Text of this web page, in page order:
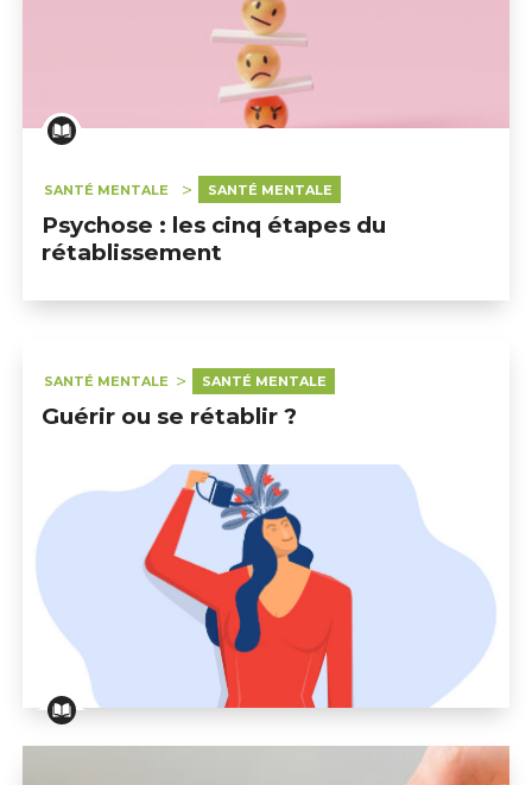
SANTÉ MENTALE SANTÉ MENTALE
Psychose : les cinq étapes du
rétablissement
SANTÉ MENTALE SANTÉ MENTALE
Guérir ou se rétablir ?
Guérir ou se rétablir ?